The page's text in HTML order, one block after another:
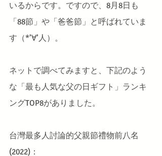
いるからです。ですので、8月8日も
「88節」や「爸爸節」と呼ばれていま
す（*’∀’人）。
ネットで調べてみますと、下記のよう
な「最も人気な父の日ギフト」ランキ
ングTOP8がありました。
台灣最多人討論的父親節禮物前八名
(2022)：